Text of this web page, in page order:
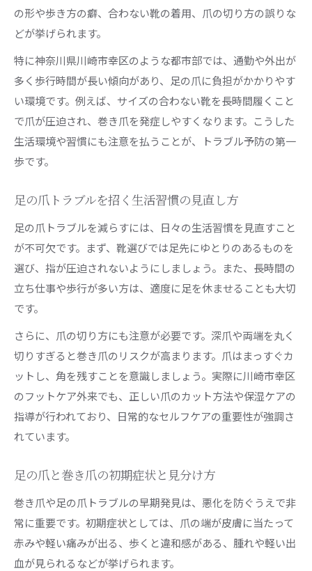
足の爪のセルフケアで避けたいNG行動
巻き爪を悪化させないためのケアポイント
足の爪治療で信頼できる医療機関の選び方
巻き爪治療を受ける際の予約と相談の流れ
足の爪を守るために地域で確認したい情報
快適な足元を保つための巻き爪予防術
足の爪を健康に保つための毎日の予防習慣
巻き爪を防ぐための正しい靴選びと履き方
足の爪ケアで意識したいポイントと注意点
足の爪トラブルを未然に防ぐ生活の工夫
足の爪や巻き爪で皮膚科を受診する手順
診察から治療までの足の爪治療の一般的な流れ
巻き爪治療で受けられる主な施術内容とは
治療後の足の爪ケアと経過観察の大切さ
の形や歩き方の癖、合わない靴の着用、爪の切り方の誤りな
どが挙げられます。
特に神奈川県川崎市幸区のような都市部では、通勤や外出が
多く歩行時間が長い傾向があり、足の爪に負担がかかりやす
い環境です。例えば、サイズの合わない靴を長時間履くこと
で爪が圧迫され、巻き爪を発症しやすくなります。こうした
生活環境や習慣にも注意を払うことが、トラブル予防の第一
歩です。
足の爪トラブルを招く生活習慣の見直し方
足の爪トラブルを減らすには、日々の生活習慣を見直すこと
が不可欠です。まず、靴選びでは足先にゆとりのあるものを
選び、指が圧迫されないようにしましょう。また、長時間の
立ち仕事や歩行が多い方は、適度に足を休ませることも大切
です。
さらに、爪の切り方にも注意が必要です。深爪や両端を丸く
切りすぎると巻き爪のリスクが高まります。爪はまっすぐカ
ットし、角を残すことを意識しましょう。実際に川崎市幸区
のフットケア外来でも、正しい爪のカット方法や保湿ケアの
指導が行われており、日常的なセルフケアの重要性が強調さ
れています。
足の爪と巻き爪の初期症状と見分け方
巻き爪や足の爪トラブルの早期発見は、悪化を防ぐうえで非
常に重要です。初期症状としては、爪の端が皮膚に当たって
赤みや軽い痛みが出る、歩くと違和感がある、腫れや軽い出
血が見られるなどが挙げられます。